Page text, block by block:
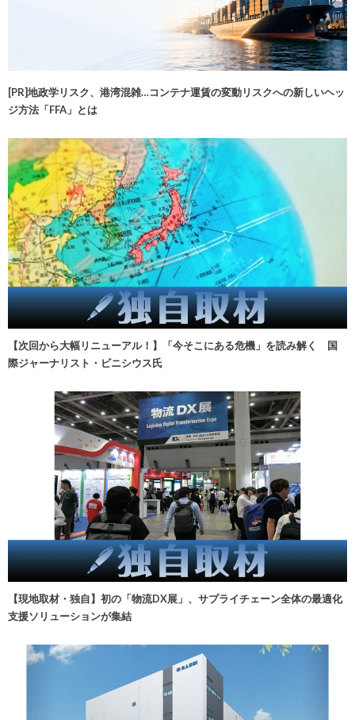
[PR]地政学リスク、港湾混雑…コンテナ運賃の変動リスクへの新しいヘッ
ジ方法「FFA」とは
【次回から大幅リニューアル！】「今そこにある危機」を読み解く 国
際ジャーナリスト・ビニシウス氏
【現地取材・独自】初の「物流DX展」、サプライチェーン全体の最適化
支援ソリューションが集結